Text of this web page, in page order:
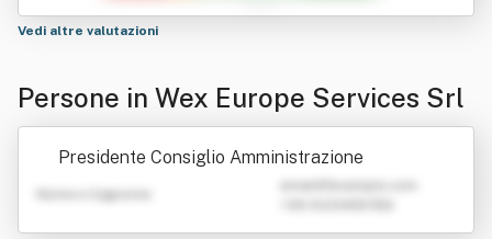
Vedi altre valutazioni
Persone in Wex Europe Services Srl
Presidente Consiglio Amministrazione
Nome e Cognome